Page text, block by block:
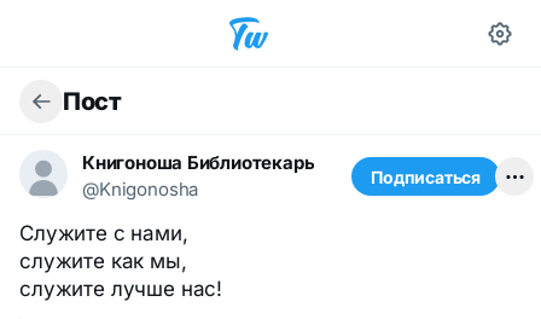
Пост
Книгоноша Библиотекарь
@Knigonosha
Подписаться
Служите с нами,
служите как мы,
служите лучше нас!